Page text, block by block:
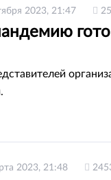
2023, 21:47
2023, 21:48